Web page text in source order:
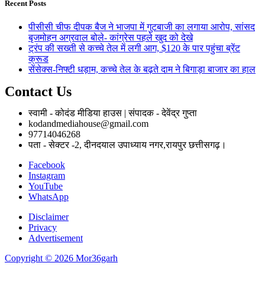
Recent Posts
पीसीसी चीफ दीपक बैज ने भाजपा में गुटबाजी का लगाया आरोप, सांसद
बृजमोहन अग्रवाल बोले- कांग्रेस पहले खुद को देखे
ट्रंप की सख्ती से कच्चे तेल में लगी आग, $120 के पार पहुंचा ब्रेंट
क्रूड
सेंसेक्स-निफ्टी धड़ाम, कच्चे तेल के बढ़ते दाम ने बिगाड़ा बाजार का हाल
Contact Us
स्वामी - कोदंड मीडिया हाउस | संपादक - देवेंद्र गुप्ता
kodandmediahouse@gmail.com
97714046268
पता - सेक्टर -2, दीनदयाल उपाध्याय नगर,रायपुर छत्तीसगढ़।
Facebook
Instagram
YouTube
WhatsApp
Disclaimer
Privacy
Advertisement
Copyright © 2026 Mor36garh